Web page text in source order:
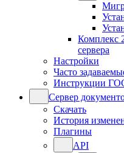
Комплекс
сервера
Настройки
Часто
Инструкции
Сервер
Скачать
История
Плагины
API